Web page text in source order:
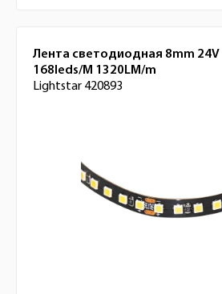
Лента светодиодная 8mm 24V
168leds/M 1320LM/m
Lightstar 420893